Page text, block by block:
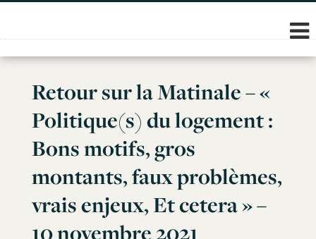
Skip
content
Retour sur la Matinale – «
Politique(s) du logement :
Bons motifs, gros
montants, faux problèmes,
vrais enjeux, Et cetera » –
10 novembre 2021